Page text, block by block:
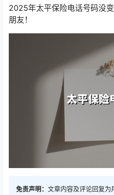
2025年太平保险电话号码没
朋友！
免责声明： 文章内容及评论回复为